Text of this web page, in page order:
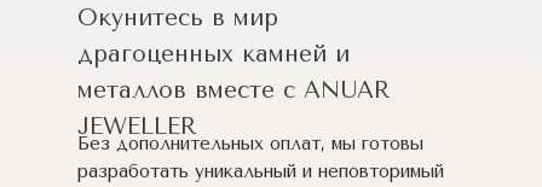
Окунитесь в мир
драгоценных камней и
металлов вместе с ANUAR
JEWELLER
Без дополнительных оплат, мы готовы
разработать уникальный и неповторимый